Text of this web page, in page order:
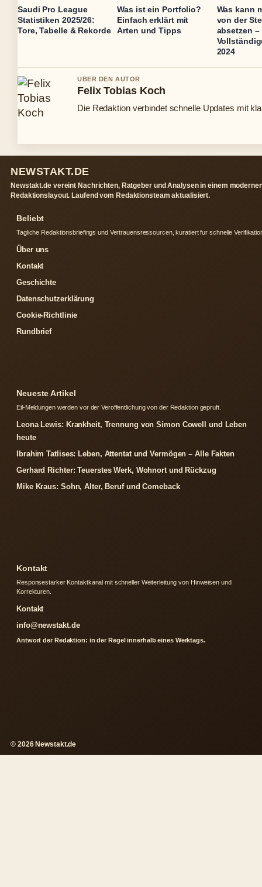
Saudi Pro League
Statistiken 2025/26:
Tore, Tabelle & Rekorde
Was ist ein Portfolio?
Einfach erklärt mit
Arten und Tipps
Was kann
von der
absetzen –
2024
UBER DEN AUTOR
Felix Tobias Koch
Die Redaktion verbindet schnelle Updates mit
NEWSTAKT.DE
Newstakt.de vereint Nachrichten, Ratgeber und Analysen in einem
Redaktionslayout. Laufend vom Redaktionsteam aktualisiert.
Beliebt
Tagliche Redaktionsbriefings und Vertrauensressourcen, kuratiert fur schnelle
Über uns
Kontakt
Geschichte
Datenschutzerklärung
Cookie-Richtlinie
Rundbrief
Neueste Artikel
Eil-Meldungen werden vor der Veroffentlichung von der Redaktion gepruft.
Leona Lewis: Krankheit, Trennung von Simon Cowell und Leben
heute
Ibrahim Tatlises: Leben, Attentat und Vermögen – Alle Fakten
Gerhard Richter: Teuerstes Werk, Wohnort und Rückzug
Mike Kraus: Sohn, Alter, Beruf und Comeback
Kontakt
Responsestarker Kontaktkanal mit schneller Weiterleitung von Hinweisen und
Korrekturen.
Kontakt
info@newstakt.de
Antwort der Redaktion: in der Regel innerhalb eines Werktags.
© 2026 Newstakt.de